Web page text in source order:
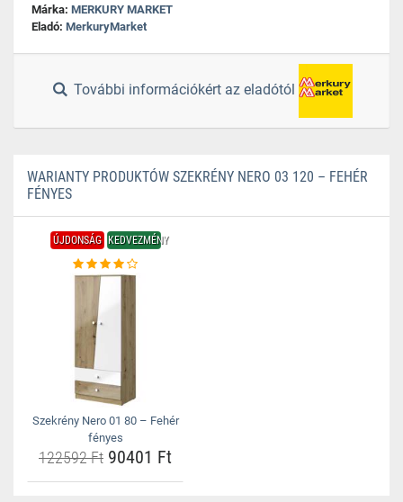
Márka: MERKURY MARKET
Eladó: MerkuryMarket
További információkért az eladótól
WARIANTY PRODUKTÓW SZEKRÉNY NERO 03 120 – FEHÉR
FÉNYES
ÚJDONSÁG KEDVEZMÉNY
Szekrény Nero 01 80 – Fehér
fényes
122592 Ft 90401 Ft